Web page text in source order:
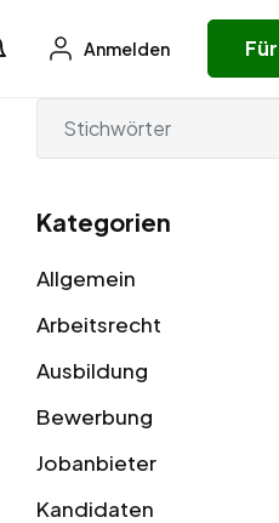
Anmelden
Kategorien
Allgemein
Arbeitsrecht
Ausbildung
Bewerbung
Jobanbieter
Kandidaten